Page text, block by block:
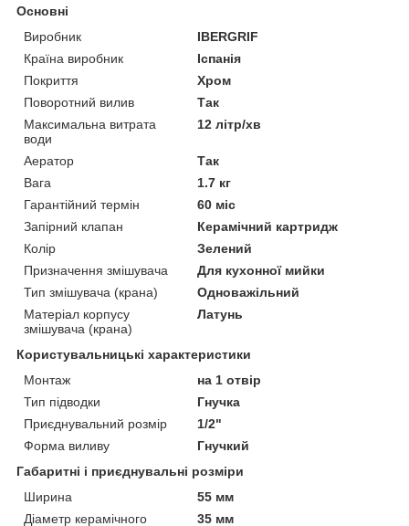
Основні
Виробник
IBERGRIF
Країна виробник
Іспанія
Покриття
Хром
Поворотний вилив
Так
Максимальна витрата
води
12 літр/хв
Аератор
Так
Вага
1.7 кг
Гарантійний термін
60 міс
Запірний клапан
Керамічний картридж
Колір
Зелений
Призначення змішувача
Для кухонної мийки
Тип змішувача (крана)
Одноважільний
Матеріал корпусу
змішувача (крана)
Латунь
Користувальницькі характеристики
Монтаж
на 1 отвір
Тип підводки
Гнучка
Приєднувальний розмір
1/2"
Форма виливу
Гнучкий
Габаритні і приєднувальні розміри
Ширина
55 мм
Діаметр керамічного
35 мм